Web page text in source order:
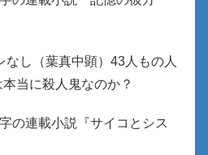
なし（葉真中顕）43人もの人
当に殺人鬼なのか？
の連載小説『サイコとシス